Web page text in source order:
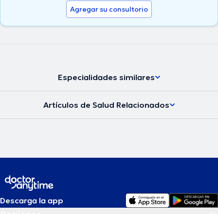
Agregar su consultorio
Especialidades similares
Artículos de Salud Relacionados
Descarga la app